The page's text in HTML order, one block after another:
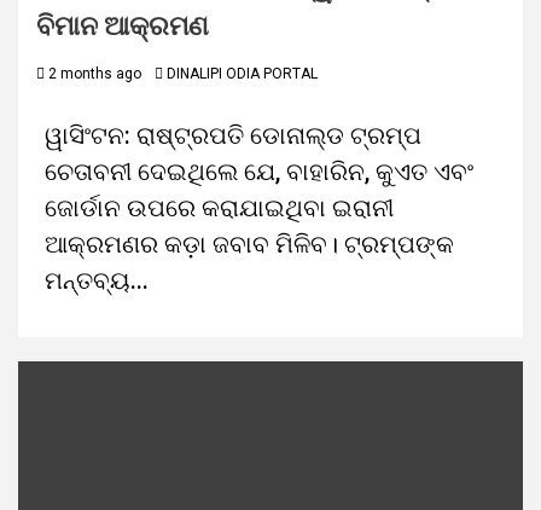
ବିମାନ ଆକ୍ରମଣ
2 months ago DINALIPI ODIA PORTAL
ୱାସିଂଟନ: ରାଷ୍ଟ୍ରପତି ଡୋନାଲ୍ଡ ଟ୍ରମ୍ପ
ଚେତାବନୀ ଦେଇଥିଲେ ଯେ, ବାହାରିନ, କୁଏତ ଏବଂ
ଜୋର୍ଡାନ ଉପରେ କରାଯାଇଥିବା ଇରାନୀ
ଆକ୍ରମଣର କଡ଼ା ଜବାବ ମିଳିବ। ଟ୍ରମ୍ପଙ୍କ
ମନ୍ତବ୍ୟ...